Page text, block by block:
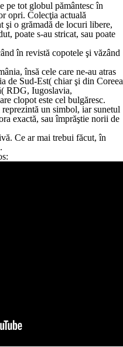
pe tot globul pământesc în
opri. Colecţia actuală
şi o grămadă de locuri libere,
poate s-au stricat, sau poate
în revistă copotele şi văzând
însă cele care ne-au atras
de Sud-Est( chiar şi din Coreea
RDG, Iugoslavia,
clopot este cel bulgăresc.
un simbol, iar sunetul
exactă, sau împrăştie norii de
Ce ar mai trebui făcut, în